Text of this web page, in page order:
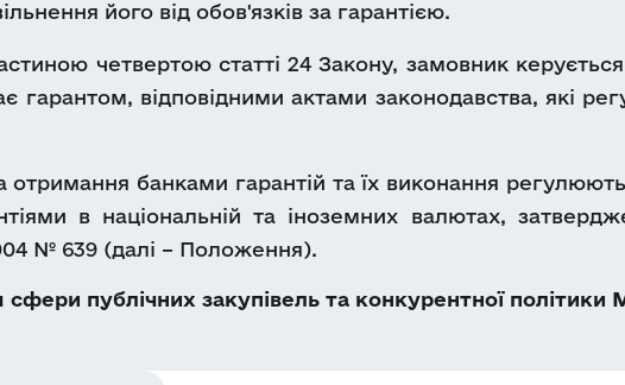
його від обов'язків за гарантією.
четвертою статті 24 Закону, замовник
гарантом, відповідними актами законодавства, які
отримання банками гарантій та їх виконання
в національній та іноземних валютах,
№ 639 (далі – Положення).
публічних закупівель та конкурентної політики